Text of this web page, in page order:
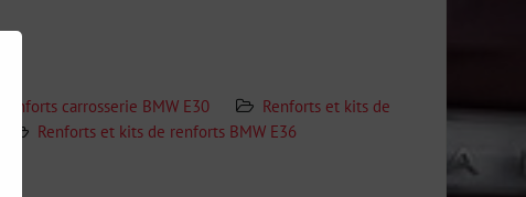
Renforts carrosserie BMW E30
Renforts et kits de
Renforts et kits de renforts BMW E36